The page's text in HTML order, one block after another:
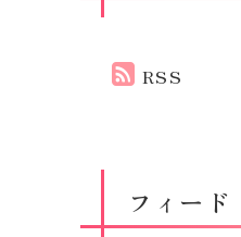
RSS
フィード